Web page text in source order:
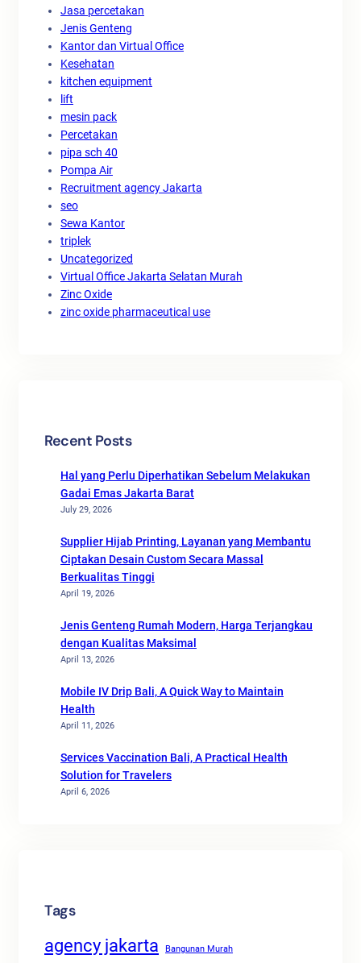
Jasa percetakan
Jenis Genteng
Kantor dan Virtual Office
Kesehatan
kitchen equipment
lift
mesin pack
Percetakan
pipa sch 40
Pompa Air
Recruitment agency Jakarta
seo
Sewa Kantor
triplek
Uncategorized
Virtual Office Jakarta Selatan Murah
Zinc Oxide
zinc oxide pharmaceutical use
Recent Posts
Hal yang Perlu Diperhatikan Sebelum Melakukan
Gadai Emas Jakarta Barat
July 29, 2026
Supplier Hijab Printing, Layanan yang Membantu
Ciptakan Desain Custom Secara Massal
Berkualitas Tinggi
April 19, 2026
Jenis Genteng Rumah Modern, Harga Terjangkau
dengan Kualitas Maksimal
April 13, 2026
Mobile IV Drip Bali, A Quick Way to Maintain
Health
April 11, 2026
Services Vaccination Bali, A Practical Health
Solution for Travelers
April 6, 2026
Tags
agency jakarta
Bangunan Murah